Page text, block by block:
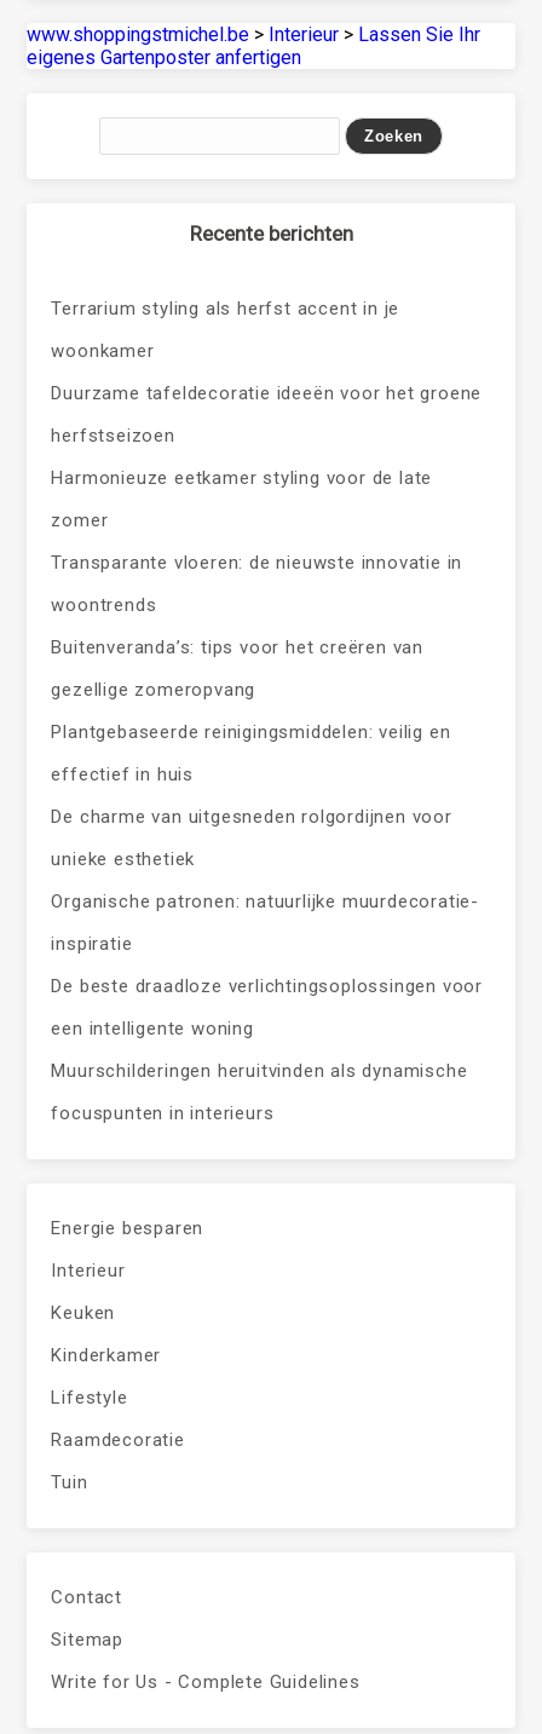
www.shoppingstmichel.be > Interieur > Lassen Sie Ihr
eigenes Gartenposter anfertigen
Recente berichten
Terrarium styling als herfst accent in je
woonkamer
Duurzame tafeldecoratie ideeën voor het groene
herfstseizoen
Harmonieuze eetkamer styling voor de late
zomer
Transparante vloeren: de nieuwste innovatie in
woontrends
Buitenveranda’s: tips voor het creëren van
gezellige zomeropvang
Plantgebaseerde reinigingsmiddelen: veilig en
effectief in huis
De charme van uitgesneden rolgordijnen voor
unieke esthetiek
Organische patronen: natuurlijke muurdecoratie-
inspiratie
De beste draadloze verlichtingsoplossingen voor
een intelligente woning
Muurschilderingen heruitvinden als dynamische
focuspunten in interieurs
Energie besparen
Interieur
Keuken
Kinderkamer
Lifestyle
Raamdecoratie
Tuin
Contact
Sitemap
Write for Us - Complete Guidelines